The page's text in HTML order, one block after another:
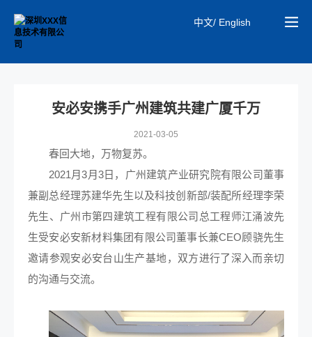
中文/ English
安必安携手广州建筑共建广厦千万
2021-03-05
春回大地，万物复苏。
2021月3月3日，广州建筑产业研究院有限公司董事
兼副总经理苏建华先生以及科技创新部/装配所经理李荣
先生、广州市第四建筑工程有限公司总工程师江涌波先
生受安必安新材料集团有限公司董事长兼CEO顾骁先生
邀请参观安必安台山生产基地，双方进行了深入而亲切
的沟通与交流。